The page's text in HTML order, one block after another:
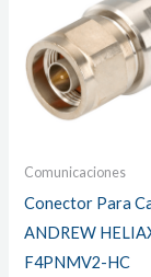
Comunicaciones
Conector Para
ANDREW
F4PNMV2-HC